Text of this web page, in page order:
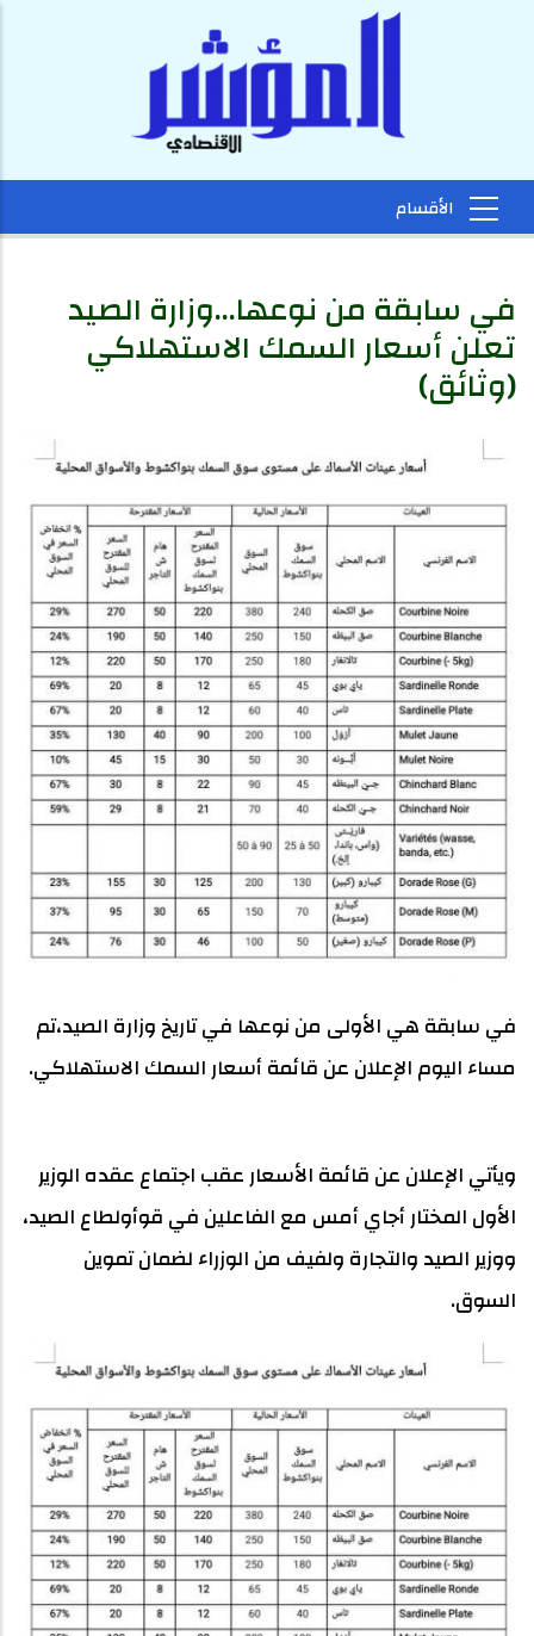
في سابقة من نوعها...وزارة الصيد
تعلن أسعار السمك الاستهلاكي
(وثائق)
في سابقة هي الأولى من نوعها في تاريخ وزارة الصيد،تم
مساء اليوم الإعلان عن قائمة أسعار السمك الاستهلاكي.
ويأتي الإعلان عن قائمة الأسعار عقب اجتماع عقده الوزير
الأول المختار أجاي أمس مع الفاعلين في قوأولطاع الصيد،
ووزير الصيد والتجارة ولفيف من الوزراء لضمان تموين
السوق.